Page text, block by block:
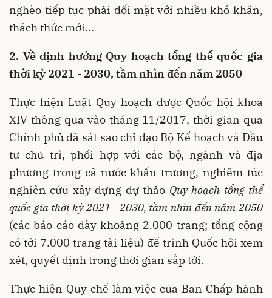
nghèo tiếp tục phải đối mặt với nhiều khó khăn,
thách thức mới...
2. Về định hướng Quy hoạch tổng thể quốc gia
thời kỳ 2021 - 2030, tầm nhìn đến năm 2050
Thực hiện Luật Quy hoạch được Quốc hội khoá
XIV thông qua vào tháng 11/2017, thời gian qua
Chính phủ đã sát sao chỉ đạo Bộ Kế hoạch và Đầu
tư chủ trì, phối hợp với các bộ, ngành và địa
phương trong cả nước khẩn trương, nghiêm túc
nghiên cứu xây dựng dự thảo Quy hoạch tổng thể
quốc gia thời kỳ 2021 - 2030, tầm nhìn đến năm 2050
(các báo cáo dày khoảng 2.000 trang; tổng cộng
có tới 7.000 trang tài liệu) để trình Quốc hội xem
xét, quyết định trong thời gian sắp tới.
Thực hiện Quy chế làm việc của Ban Chấp hành